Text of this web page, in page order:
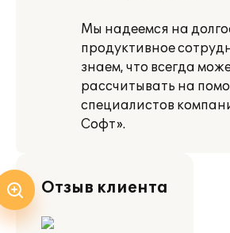
Мы надеемся на
продуктивное
знаем, что всегда
рассчитывать на
специалистов
Софт».
Отзыв клиента